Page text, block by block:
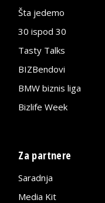
Šta jedemo
30 ispod 30
Tasty Talks
BIZBendovi
BMW biznis liga
Bizlife Week
Za partnere
Saradnja
Media Kit